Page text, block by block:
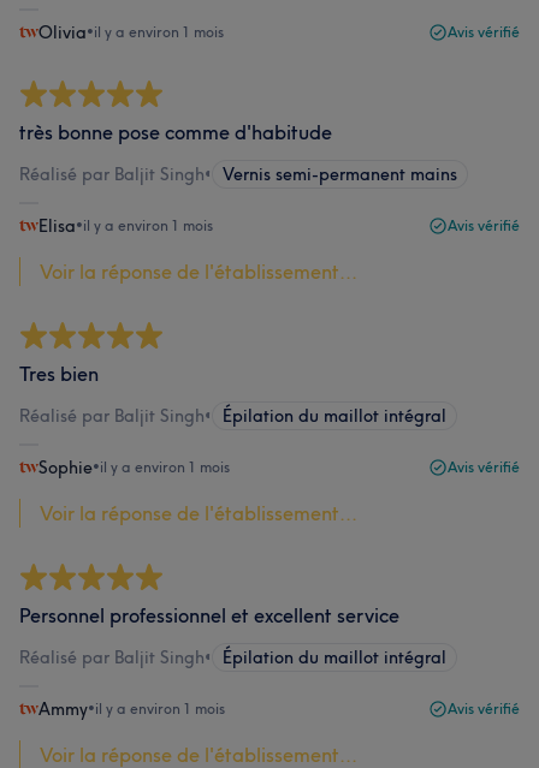
Olivia•il y a environ 1 mois Avis vérifié
très bonne pose comme d'habitude
Réalisé par Baljit Singh• Vernis semi-permanent mains
Elisa•il y a environ 1 mois Avis vérifié
Voir la réponse de l'établissement...
Tres bien
Réalisé par Baljit Singh• Épilation du maillot intégral
Sophie•il y a environ 1 mois Avis vérifié
Voir la réponse de l'établissement...
Personnel professionnel et excellent service
Réalisé par Baljit Singh• Épilation du maillot intégral
Ammy•il y a environ 1 mois Avis vérifié
Voir la réponse de l'établissement...